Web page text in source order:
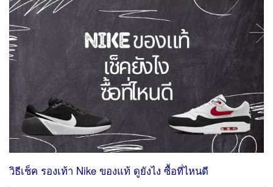
วิธีเช็ค รองเท้า Nike ของแท้ ดูยังไง ซื้อที่ไหนดี